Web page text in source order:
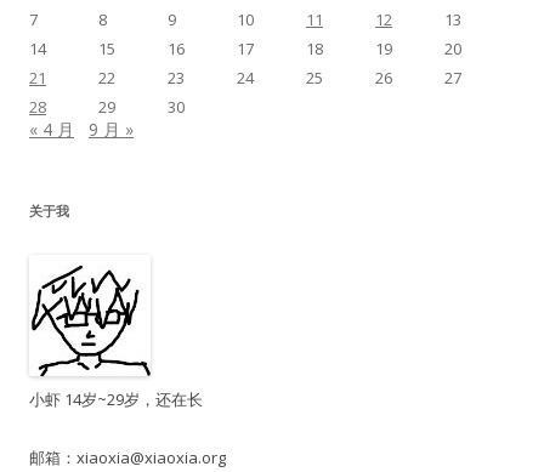
7
8 9 10 11 12
13
14
15 16 17 18 19
20
21
22 23 24 25 26
27
28
29 30
« 4 月 9 月 »
关于我
小虾 14岁~29岁，还在长
邮箱： xiaoxia@xiaoxia.org